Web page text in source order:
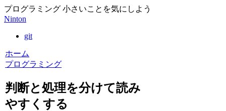
プログラミング 小さいことを気にしよう
Ninton
git
ホーム
プログラミング
判断と処理を分けて読み
やすくする